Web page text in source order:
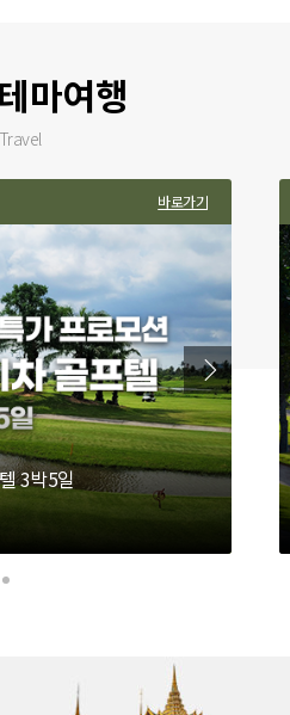
테마여행
바로가기
리미엄 3색골프 3박5일
[방콕] 올
바로가기
3박5일
파
[
바로가기
콕 럭셔리 골프 4박6일